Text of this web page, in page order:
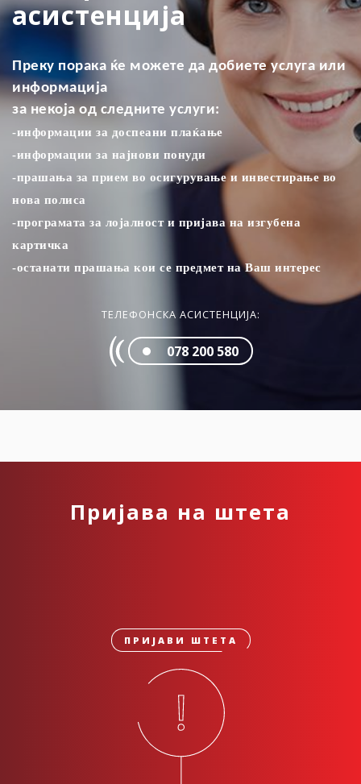
асистенција
Преку порака ќе можете да добиете услуга или
информација
за некоја од следните услуги:
-информации за доспеани плаќањe
-информации за најнови понуди
-прашања за прием во осигурување и инвестирање во
нова полиса
-програмата за лојалност и пријава на изгубена
картичка
-останати прашања кои се предмет на Ваш интерес
ТЕЛЕФОНСКА АСИСТЕНЦИЈА:
078 200 580
Пријава на штета
ПРИЈАВИ ШТЕТА